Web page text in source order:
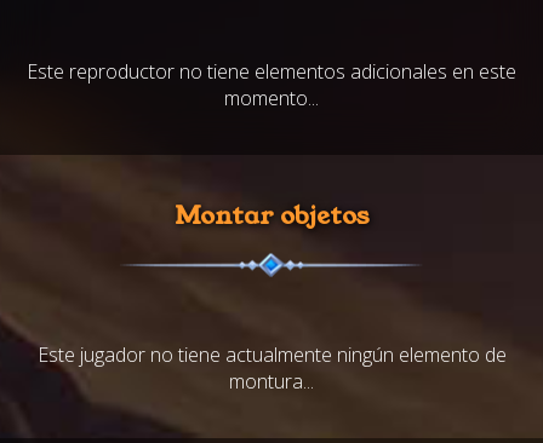
Este reproductor no tiene elementos adicionales en este
momento...
Montar objetos
Este jugador no tiene actualmente ningún elemento de
montura...